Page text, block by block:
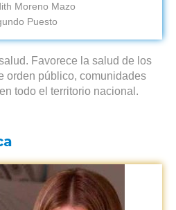
Moreno Mazo
Puesto
Favorece la salud de los
orden público, comunidades
todo el territorio nacional.